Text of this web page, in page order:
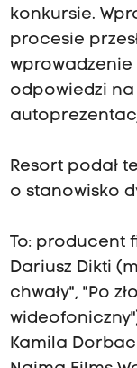
konkursie.
procesie
odpowiedzi
Resort podał
o stanowisko
To: producent
Dariusz Dikti
chwały", "Po
Kamila